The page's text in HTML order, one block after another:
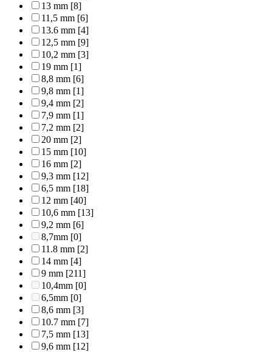
13 mm [8]
11,5 mm [6]
13.6 mm [4]
12,5 mm [9]
10,2 mm [3]
19 mm [1]
8,8 mm [6]
9,8 mm [1]
9,4 mm [2]
7,9 mm [1]
7,2 mm [2]
20 mm [2]
15 mm [10]
16 mm [2]
9,3 mm [12]
6,5 mm [18]
12 mm [40]
10,6 mm [13]
9,2 mm [6]
8,7mm [0]
11.8 mm [2]
14 mm [4]
9 mm [211]
10,4mm [0]
6,5mm [0]
8,6 mm [3]
10.7 mm [7]
7,5 mm [13]
9,6 mm [12]